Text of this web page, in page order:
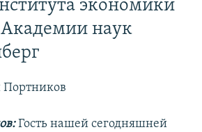
РАССЫЛКУ
экономики
наук
Гость нашей сегодняшней